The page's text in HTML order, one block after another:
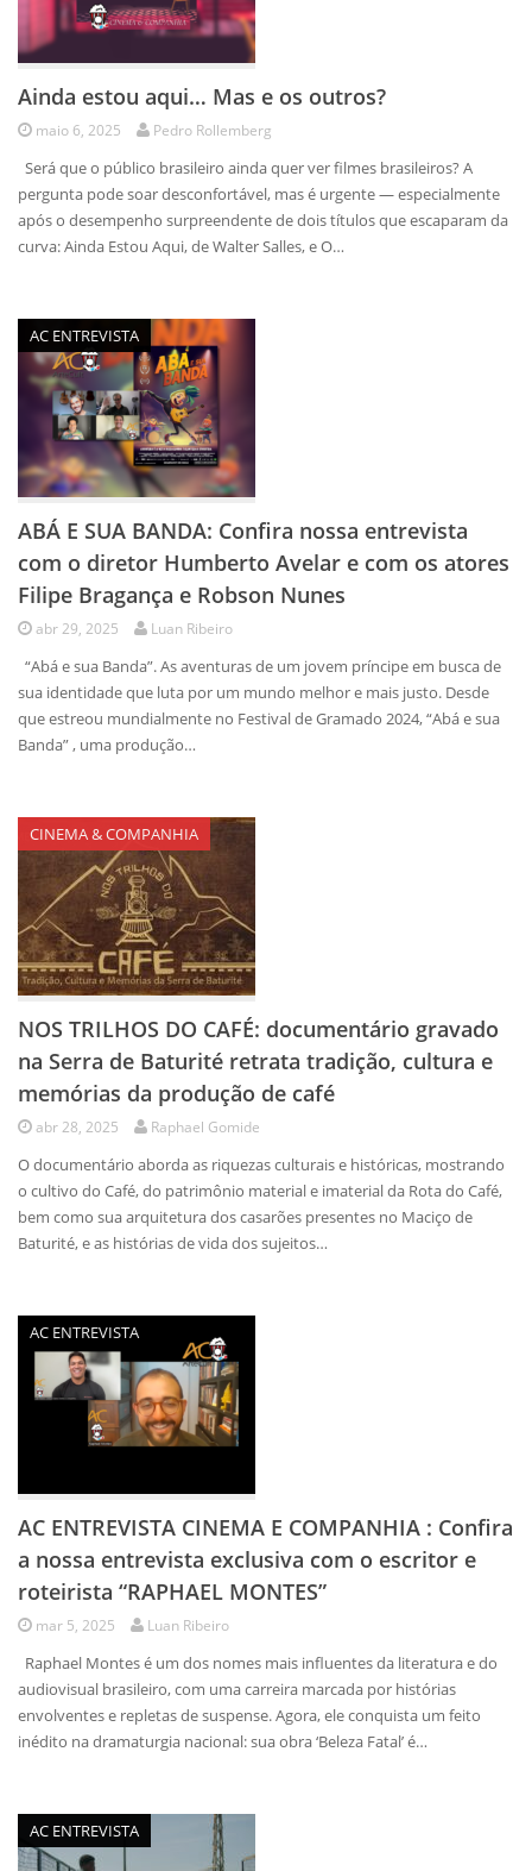
Ainda estou aqui… Mas e os outros?
maio 6, 2025 Pedro Rollemberg
Será que o público brasileiro ainda quer ver filmes brasileiros? A
pergunta pode soar desconfortável, mas é urgente — especialmente
após o desempenho surpreendente de dois títulos que escaparam da
curva: Ainda Estou Aqui, de Walter Salles, e O…
AC ENTREVISTA
ABÁ E SUA BANDA: Confira nossa entrevista
com o diretor Humberto Avelar e com os atores
Filipe Bragança e Robson Nunes
abr 29, 2025 Luan Ribeiro
“Abá e sua Banda”. As aventuras de um jovem príncipe em busca de
sua identidade que luta por um mundo melhor e mais justo. Desde
que estreou mundialmente no Festival de Gramado 2024, “Abá e sua
Banda” , uma produção…
CINEMA & COMPANHIA
NOS TRILHOS DO CAFÉ: documentário gravado
na Serra de Baturité retrata tradição, cultura e
memórias da produção de café
abr 28, 2025 Raphael Gomide
O documentário aborda as riquezas culturais e históricas, mostrando
o cultivo do Café, do patrimônio material e imaterial da Rota do Café,
bem como sua arquitetura dos casarões presentes no Maciço de
Baturité, e as histórias de vida dos sujeitos…
AC ENTREVISTA
AC ENTREVISTA CINEMA E COMPANHIA : Confira
a nossa entrevista exclusiva com o escritor e
roteirista “RAPHAEL MONTES”
mar 5, 2025 Luan Ribeiro
Raphael Montes é um dos nomes mais influentes da literatura e do
audiovisual brasileiro, com uma carreira marcada por histórias
envolventes e repletas de suspense. Agora, ele conquista um feito
inédito na dramaturgia nacional: sua obra ‘Beleza Fatal’ é…
AC ENTREVISTA